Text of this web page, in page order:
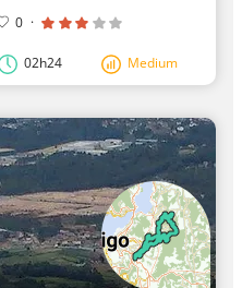
0 ·
02h24 Medium